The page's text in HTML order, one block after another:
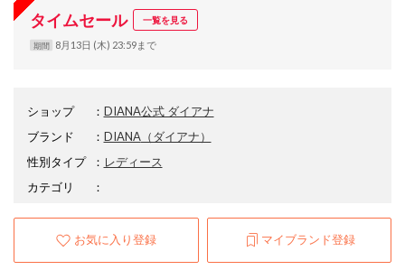
タイムセール 一覧を見る
期間 8月13日 (木) 23:59まで
ショップ ： DIANA公式 ダイアナ
ブランド
： DIANA（ダイアナ）
性別タイプ
： レディース
カテゴリ
：
お気に入り登録 マイブランド登録